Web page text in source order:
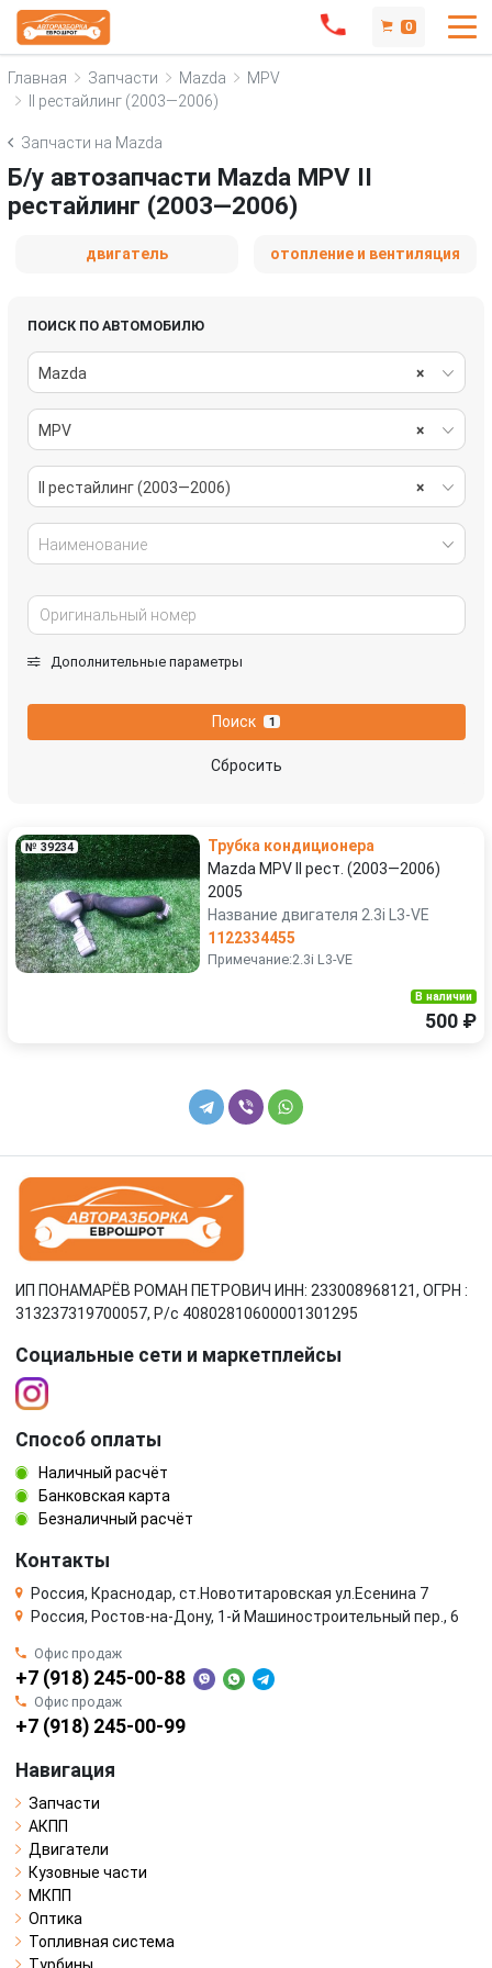
0
Главная Запчасти Mazda
MPV
II рестайлинг (2003—2006)
Запчасти на Mazda
Б/у автозапчасти Mazda MPV II
рестайлинг (2003—2006)
двигатель отопление и вентиляция
ПОИСК ПО АВТОМОБИЛЮ
×
Mazda
×
MPV
×
II рестайлинг (2003—2006)
Наименование
Дополнительные параметры
Поиск 1
Сбросить
№ 39234
Трубка кондиционера
Mazda MPV II рест. (2003—2006)
2005
Название двигателя 2.3i L3-VE
1122334455
Примечание:2.3i L3-VE
В наличии
500 ₽
ИП ПОНАМАРЁВ РОМАН ПЕТРОВИЧ ИНН: 233008968121, ОГРН :
313237319700057, Р/c 40802810600001301295
Социальные сети и маркетплейсы
Способ оплаты
Наличный расчёт
Банковская карта
Безналичный расчёт
Контакты
Россия, Краснодар, ст.Новотитаровская ул.Есенина 7
Россия, Ростов-на-Дону, 1-й Машиностроительный пер., 6
Офис продаж
+7 (918) 245-00-88
Офис продаж
+7 (918) 245-00-99
Навигация
Запчасти
АКПП
Двигатели
Кузовные части
МКПП
Оптика
Топливная система